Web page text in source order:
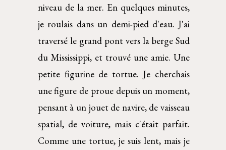
niveau de la mer. En quelques minutes,
je roulais dans un demi-pied d'eau. J'ai
traversé le grand pont vers la berge Sud
du Mississippi, et trouvé une amie. Une
petite figurine de tortue. Je cherchais
une figure de proue depuis un moment,
pensant à un jouet de navire, de vaisseau
spatial, de voiture, mais c'était parfait.
Comme une tortue, je suis lent, mais je